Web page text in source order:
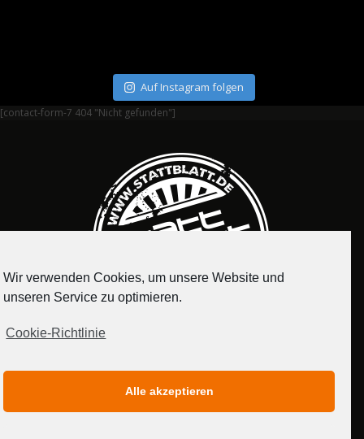
Auf Instagram folgen
[contact-form-7 404 "Nicht gefunden"]
MEDIADATEN
Wir verwenden Cookies, um unsere Website und
unseren Service zu optimieren.
Cookie-Richtlinie
Alle akzeptieren